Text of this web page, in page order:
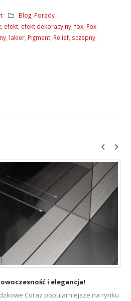
Blog, Porady
, efekt, efekt dekoracyjny, fox, Fox
, lakier, Pigment, Relief, sczepny,
i elegancja!
Coraz popularniejsze na rynku